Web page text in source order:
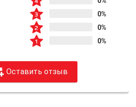
0%
0%
0%
Оставить отзыв